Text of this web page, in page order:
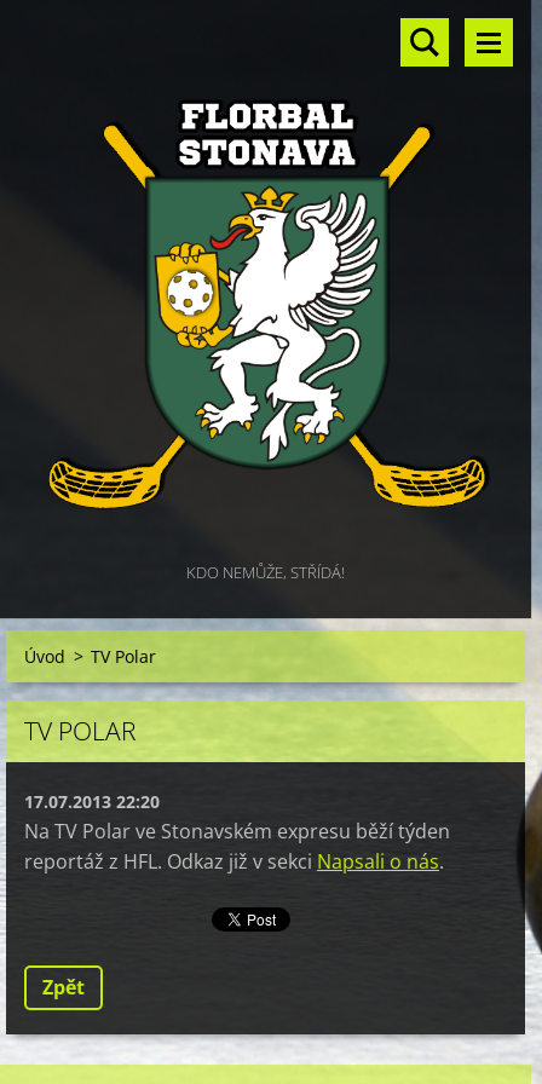
KDO NEMŮŽE, STŘÍDÁ!
Úvod > TV Polar
TV POLAR
17.07.2013 22:20
Na TV Polar ve Stonavském expresu běží týden
reportáž z HFL. Odkaz již v sekci Napsali o nás.
Zpět